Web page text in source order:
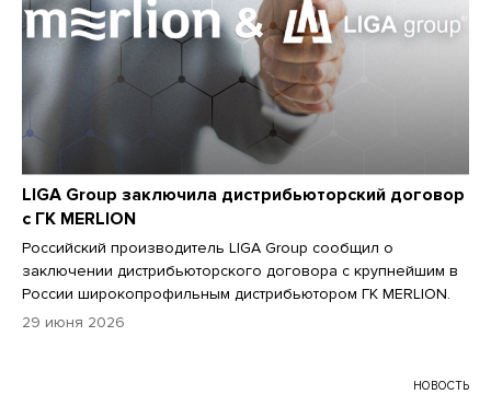
LIGA Group заключила дистрибьюторский договор
с ГК MERLION
Российский производитель LIGA Group сообщил о
заключении дистрибьюторского договора с крупнейшим в
России широкопрофильным дистрибьютором ГК MERLION.
29 июня 2026
НОВОСТЬ